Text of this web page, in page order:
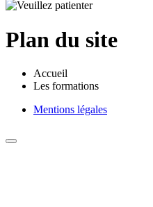
Plan du site
Accueil
Les formations
Mentions légales